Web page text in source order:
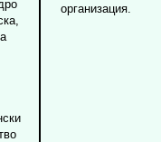
организация.